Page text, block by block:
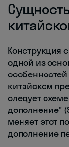
Конструкция
одной из
китайском
следует
дополнение"
меняет этот
дополнение